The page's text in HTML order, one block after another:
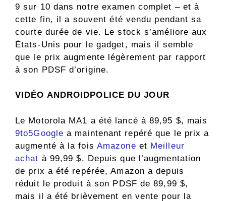
9 sur 10 dans notre examen complet – et à
cette fin, il a souvent été vendu pendant sa
courte durée de vie. Le stock s’améliore aux
États-Unis pour le gadget, mais il semble
que le prix augmente légèrement par rapport
à son PDSF d’origine.
VIDÉO ANDROIDPOLICE DU JOUR
Le Motorola MA1 a été lancé à 89,95 $, mais
9to5Google a maintenant repéré que le prix a
augmenté à la fois Amazone et Meilleur
achat à 99,99 $. Depuis que l’augmentation
de prix a été repérée, Amazon a depuis
réduit le produit à son PDSF de 89,99 $,
mais il a été brièvement en vente pour la